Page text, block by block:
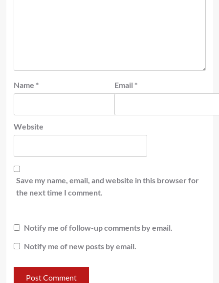
Name * Email *
Website
Save my name, email, and website in this browser for
the next time I comment.
Notify me of follow-up comments by email.
Notify me of new posts by email.